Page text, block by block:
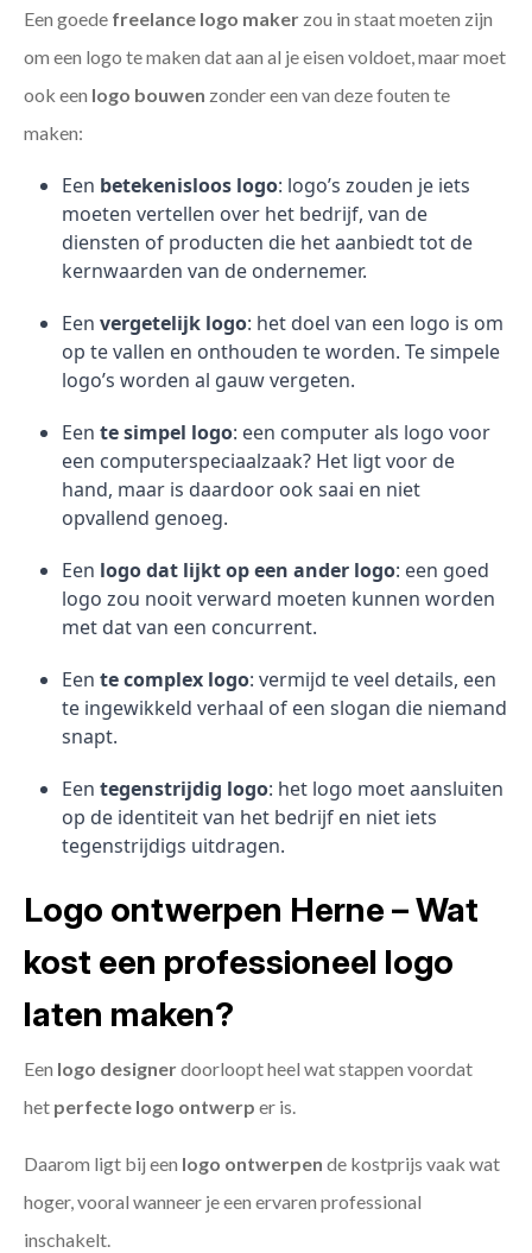
Een goede freelance logo maker zou in staat moeten zijn
om een logo te maken dat aan al je eisen voldoet, maar moet
ook een logo bouwen zonder een van deze fouten te
maken:
Een betekenisloos logo: logo’s zouden je iets
moeten vertellen over het bedrijf, van de
diensten of producten die het aanbiedt tot de
kernwaarden van de ondernemer.
Een vergetelijk logo: het doel van een logo is om
op te vallen en onthouden te worden. Te simpele
logo’s worden al gauw vergeten.
Een te simpel logo: een computer als logo voor
een computerspeciaalzaak? Het ligt voor de
hand, maar is daardoor ook saai en niet
opvallend genoeg.
Een logo dat lijkt op een ander logo: een goed
logo zou nooit verward moeten kunnen worden
met dat van een concurrent.
Een te complex logo: vermijd te veel details, een
te ingewikkeld verhaal of een slogan die niemand
snapt.
Een tegenstrijdig logo: het logo moet aansluiten
op de identiteit van het bedrijf en niet iets
tegenstrijdigs uitdragen.
Logo ontwerpen Herne – Wat
kost een professioneel logo
laten maken?
Een logo designerdoorloopt heel wat stappen voordat
het perfecte logo ontwerp er is.
Daarom ligt bij een logo ontwerpen de kostprijs vaak wat
hoger, vooral wanneer je een ervaren professional
inschakelt.